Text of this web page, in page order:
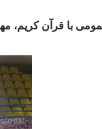
با قرآن کریم،